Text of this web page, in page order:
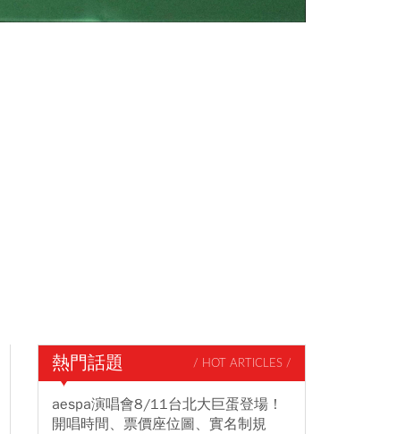
熱門話題 / HOT ARTICLES /
aespa演唱會8/11台北大巨蛋登場！
開唱時間、票價座位圖、實名制規